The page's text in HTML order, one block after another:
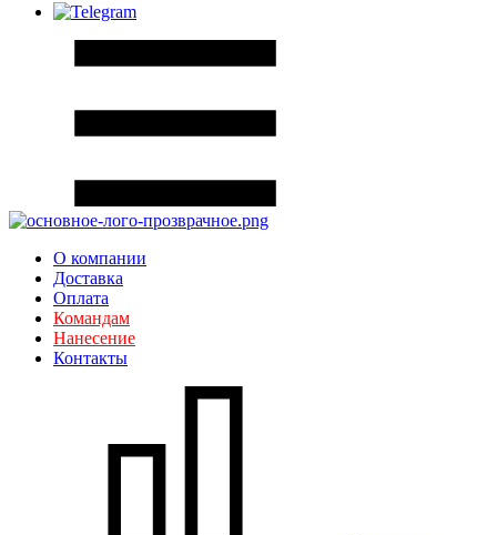
О компании
Доставка
Оплата
Командам
Нанесение
Контакты